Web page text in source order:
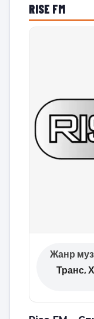
RISE FM
Жанр
Транс,